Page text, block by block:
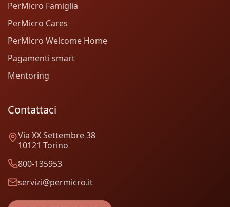
PerMicro Famiglia
PerMicro Cares
PerMicro Welcome Home
Pagamenti smart
Mentoring
Contattaci
Via XX Settembre 38
10121 Torino
800-135953
servizi@permicro.it